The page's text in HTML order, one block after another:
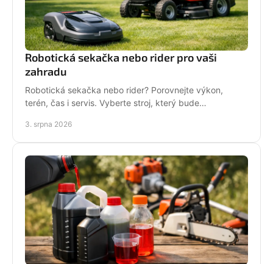
Robotická sekačka nebo rider pro vaši
zahradu
Robotická sekačka nebo rider? Porovnejte výkon,
terén, čas i servis. Vyberte stroj, který bude
sezónu.
3. srpna 2026